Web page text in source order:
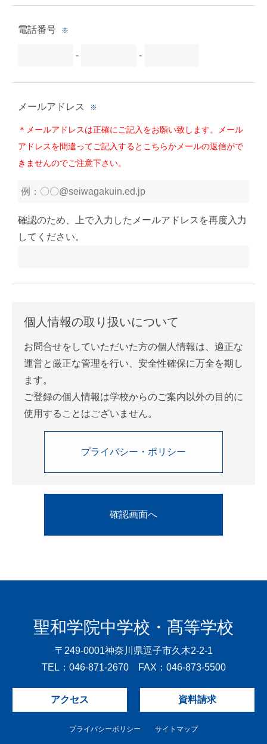
電話番号 ※
- -
メールアドレス ※
＊メールアドレスは正確にご記入をお願い致します。メール
アドレスを間違ってご記入するとこちらかメールの返信がで
きませんのでご注意下さい。
確認のため、上で入力したメールアドレスを再度入力
してください。
個人情報の取り扱いについて
お問合せをしていただいた方の個人情報は、適正な
運営と厳正な管理を行い、安全性確保に万全を期し
ます。
ご登録の個人情報は学校からのご案内以外の目的に
使用することはございません。
プライバシー・ポリシー
聖和学院中学校・髙等学校
〒249-0001神奈川県逗子市久木2-2-1
TEL：046-871-2670 FAX：046-873-5500
アクセス 資料請求
プライバシーポリシー サイトマップ